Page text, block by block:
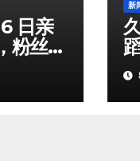
日亲
粉丝剧
新